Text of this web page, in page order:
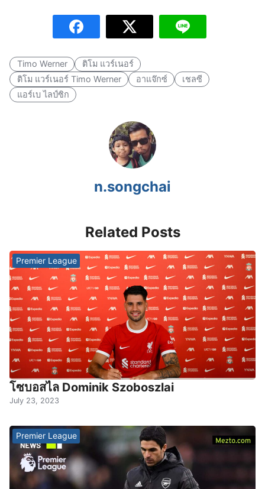
Timo Werner
ติโม แวร์เนอร์
ติโม แวร์เนอร์ Timo Werner
อาแจ๊กซ์
เชลซี
แอร์เบ ไลป์ซิก
n.songchai
Related Posts
Premier League
โซบอสไล Dominik Szoboszlai
July 23, 2023
Premier League